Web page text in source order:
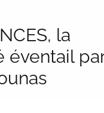
la
éventail